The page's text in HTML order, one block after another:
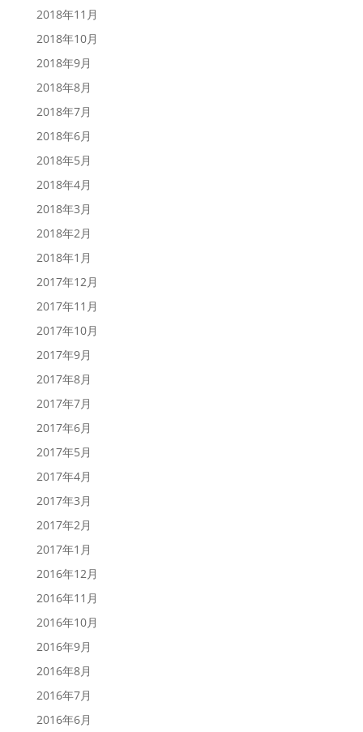
2018年11月
2018年10月
2018年9月
2018年8月
2018年7月
2018年6月
2018年5月
2018年4月
2018年3月
2018年2月
2018年1月
2017年12月
2017年11月
2017年10月
2017年9月
2017年8月
2017年7月
2017年6月
2017年5月
2017年4月
2017年3月
2017年2月
2017年1月
2016年12月
2016年11月
2016年10月
2016年9月
2016年8月
2016年7月
2016年6月